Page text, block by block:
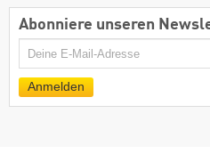
Abonniere unseren
E-
Anmelden